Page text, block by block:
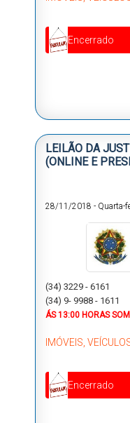
Encerrado
LEILÃO DA
(ONLINE E
28/11/2018 - Quarta-
(34) 3229 - 6161
(34) 9- 9988 - 1611
ÁS 13:00 HORAS
IMÓVEIS,
Encerrado